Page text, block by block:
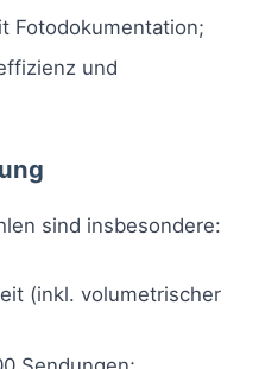
Fotodokumentation;
und
sind insbesondere:
(inkl. volumetrischer